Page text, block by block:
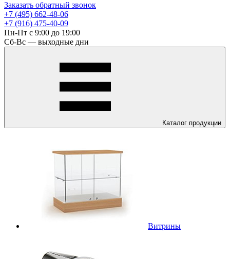
Заказать обратный звонок
+7 (495) 662-48-06
+7 (916) 475-40-09
Пн-Пт с 9:00 до 19:00
Сб-Вс — выходные дни
Каталог продукции
Витрины